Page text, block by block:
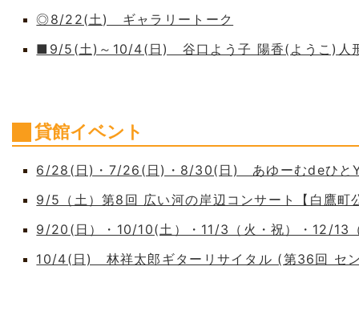
◎8/22(土) ギャラリートーク
■9/5(土)～10/4(日) 谷口よう子 陽香(ようこ)人
貸館イベント
6/28(日)・7/26(日)・8/30(日) あゆーむdeひと
9/5（土）第8回 広い河の岸辺コンサート【白鷹町
9/20(日）・10/10(土）・11/3（火・祝）・12/
10/4(日) 林祥太郎ギターリサイタル (第36回 セ